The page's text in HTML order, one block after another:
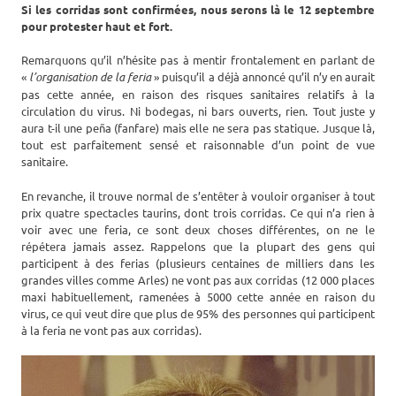
Si les corridas sont confirmées, nous serons là le 12 septembre
pour protester haut et fort.
Remarquons qu’il n’hésite pas à mentir frontalement en parlant de
« l’organisation de la feria» puisqu’il a déjà annoncé qu’il n’y en aurait
pas cette année, en raison des risques sanitaires relatifs à la
circulation du virus. Ni bodegas, ni bars ouverts, rien. Tout juste y
aura t-il une peña (fanfare) mais elle ne sera pas statique. Jusque là,
tout est parfaitement sensé et raisonnable d’un point de vue
sanitaire.
En revanche, il trouve normal de s’entêter à vouloir organiser à tout
prix quatre spectacles taurins, dont trois corridas. Ce qui n’a rien à
voir avec une feria, ce sont deux choses différentes, on ne le
répétera jamais assez. Rappelons que la plupart des gens qui
participent à des ferias (plusieurs centaines de milliers dans les
grandes villes comme Arles) ne vont pas aux corridas (12 000 places
maxi habituellement, ramenées à 5000 cette année en raison du
virus, ce qui veut dire que plus de 95% des personnes qui participent
à la feria ne vont pas aux corridas).